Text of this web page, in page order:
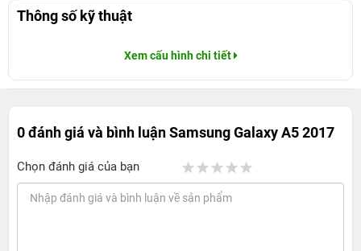
Thông số kỹ thuật
Xem cấu hình chi tiết
0 đánh giá và bình luậnSamsung Galaxy A5 2017
Chọn đánh giá của bạn